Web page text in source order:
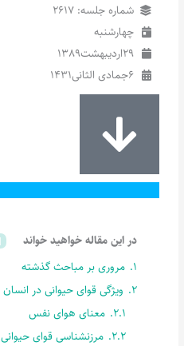
شماره جلسه: 2617
چهارشنبه
29اردیبهشت1389
6جمادی الثانی1431
در این مقاله خواهید خواند
1. مروری بر مباحث گذشته
2. ویژگی قوای حیوانی در انسان
2.1. معنای هوای نفس
2.2. مرزنشناسی قوای حیوانی